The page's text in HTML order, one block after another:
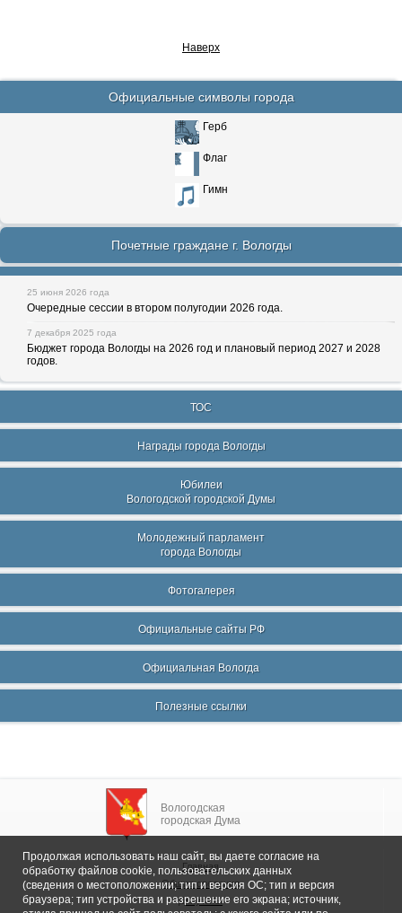
Наверх
Официальные символы города
Герб
Флаг
Гимн
Почетные граждане г. Вологды
25 июня 2026 года
Очередные сессии в втором полугодии 2026 года.
7 декабря 2025 года
Бюджет города Вологды на 2026 год и плановый период 2027 и 2028
годов.
ТОС
Награды города Вологды
Юбилеи
Вологодской городской Думы
Молодежный парламент
города Вологды
Фотогалерея
Официальные сайты РФ
Официальная Вологда
Полезные ссылки
Вологодская
городская Дума
Главная
Общие сведения
Депутаты
Продолжая использовать наш сайт, вы даете согласие на
обработку файлов cookie, пользовательских данных
(сведения о местоположении; тип и версия ОС; тип и версия
браузера; тип устройства и разрешение его экрана; источник,